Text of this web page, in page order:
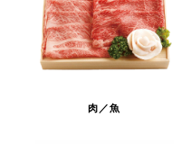
肉／魚